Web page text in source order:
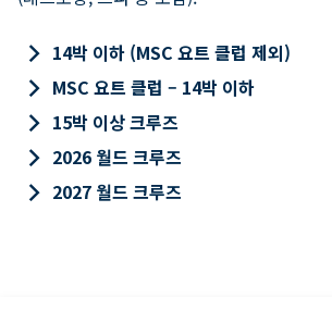
keyboard_arrow_right 14박 이하 (MSC 요트 클럽 제외)
keyboard_arrow_right MSC 요트 클럽 – 14박 이하
keyboard_arrow_right 15박 이상 크루즈
keyboard_arrow_right 2026 월드 크루즈
keyboard_arrow_right 2027 월드 크루즈